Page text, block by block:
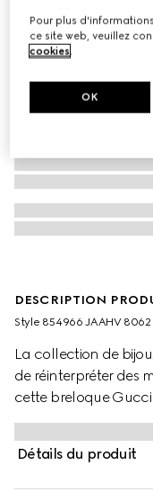
DESCRIPTION
Style ‎854966 JAAHV 8062
La collection de
de réinterpréter des
cette breloque
matériaux
touche de
Détails du produit
Pour plus
ce site web, veuillez
cookies.
OK